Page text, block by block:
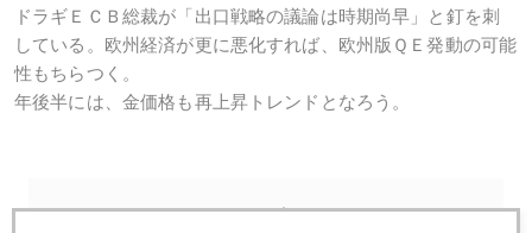
ドラギＥＣＢ総裁が「出口戦略の議論は時期尚早」と釘を刺
している。欧州経済が更に悪化すれば、欧州版ＱＥ発動の可能
性もちらつく。
年後半には、金価格も再上昇トレンドとなろう。
2012年